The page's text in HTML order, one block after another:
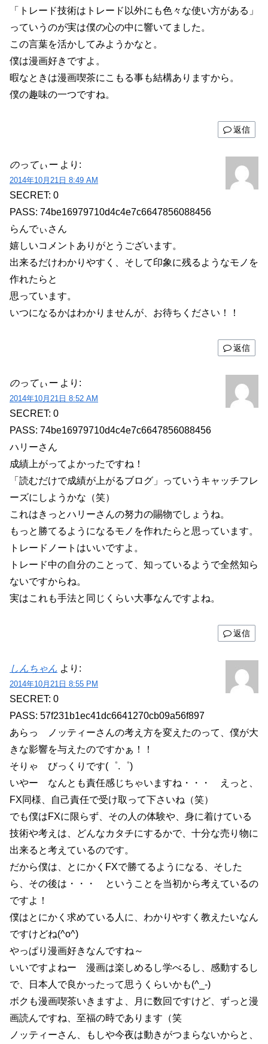
「トレード技術はトレード以外にも色々な使い方がある」
っていうのが実は僕の心の中に響いてました。
この言葉を活かしてみようかなと。
僕は漫画好きですよ。
暇なときは漫画喫茶にこもる事も結構ありますから。
僕の趣味の一つですね。
返信
のってぃー より:
2014年10月21日 8:49 AM
SECRET: 0
PASS: 74be16979710d4c4e7c6647856088456
らんでぃさん
嬉しいコメントありがとうございます。
出来るだけわかりやすく、そして印象に残るようなモノを
作れたらと
思っています。
いつになるかはわかりませんが、お待ちください！！
返信
のってぃー より:
2014年10月21日 8:52 AM
SECRET: 0
PASS: 74be16979710d4c4e7c6647856088456
ハリーさん
成績上がってよかったですね！
「読むだけで成績が上がるブログ」っていうキャッチフレ
ーズにしようかな（笑）
これはきっとハリーさんの努力の賜物でしょうね。
もっと勝てるようになるモノを作れたらと思っています。
トレードノートはいいですよ。
トレード中の自分のことって、知っているようで全然知ら
ないですからね。
実はこれも手法と同じくらい大事なんですよね。
返信
しんちゃん より:
2014年10月21日 8:55 PM
SECRET: 0
PASS: 57f231b1ec41dc6641270cb09a56f897
あらっ ノッティーさんの考え方を変えたのって、僕が大
きな影響を与えたのですかぁ！！
そりゃ びっくりです(゜.゜)
いやー なんとも責任感じちゃいますね・・・ えっと、
FX同様、自己責任で受け取って下さいね（笑）
でも僕はFXに限らず、その人の体験や、身に着けている
技術や考えは、どんなカタチにするかで、十分な売り物に
出来ると考えているのです。
だから僕は、とにかくFXで勝てるようになる、そした
ら、その後は・・・ ということを当初から考えているの
ですよ！
僕はとにかく求めている人に、わかりやすく教えたいなん
ですけどね(^o^)
やっぱり漫画好きなんですね～
いいですよねー 漫画は楽しめるし学べるし、感動するし
で、日本人で良かったって思うくらいかも(^_-)
ボクも漫画喫茶いきますよ、月に数回ですけど、ずっと漫
画読んですね、至福の時であります（笑
ノッティーさん、もしや今夜は動きがつまらないからと、